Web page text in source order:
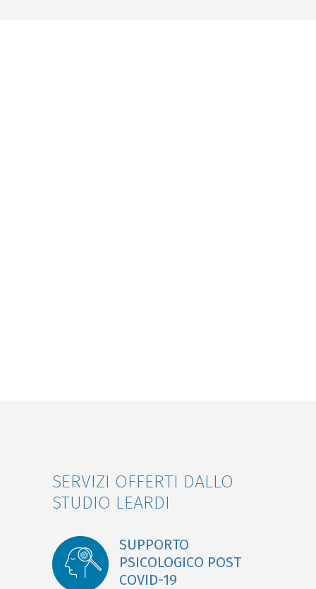
SERVIZI OFFERTI DALLO
STUDIO LEARDI
SUPPORTO
PSICOLOGICO POST
COVID-19